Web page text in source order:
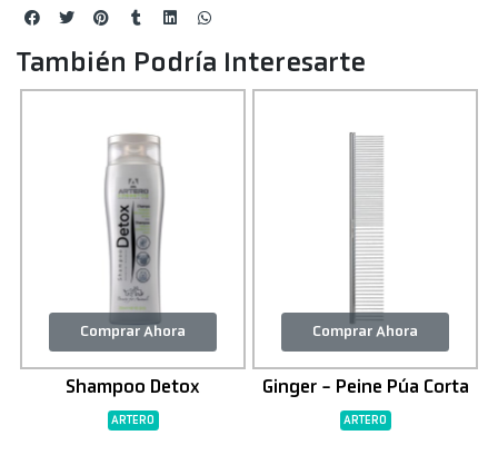
También Podría Interesarte
Comprar Ahora
Shampoo Detox
ARTERO
Comprar Ahora
Ginger - Peine Púa Corta
ARTERO